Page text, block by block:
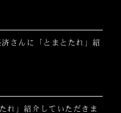
さんに「とまとたれ」紹
れ」紹介していただきま